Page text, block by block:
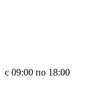
с 09:00 по 18:00